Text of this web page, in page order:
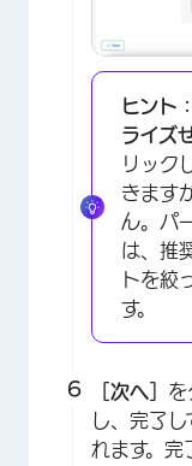
ヒント：
ライズ
リック
きます
ん。パ
は、推
トを絞
す。
［次へ］ を
し、完了
れます。